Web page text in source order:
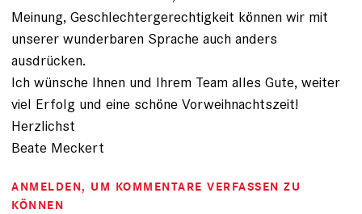
Meinung, Geschlechtergerechtigkeit können wir mit
unserer wunderbaren Sprache auch anders
ausdrücken.
Ich wünsche Ihnen und Ihrem Team alles Gute, weiter
viel Erfolg und eine schöne Vorweihnachtszeit!
Herzlichst
Beate Meckert
ANMELDEN, UM KOMMENTARE VERFASSEN ZU
KÖNNEN